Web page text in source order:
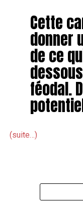
Cette
donner
de ce
féodal.
(suite…)